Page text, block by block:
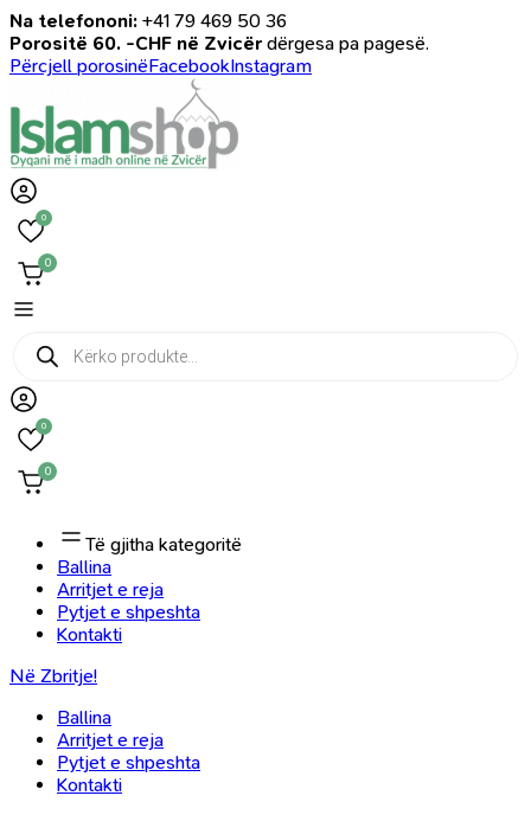
Na telefononi: +41 79 469 50 36
Porositë 60. -CHF në Zvicër dërgesa pa pagesë.
Përcjell porosinëFacebookInstagram
0
0
Products
search
0
0
Të gjitha kategoritë
Ballina
Arritjet e reja
Pytjet e shpeshta
Kontakti
Në Zbritje!
Ballina
Arritjet e reja
Pytjet e shpeshta
Kontakti